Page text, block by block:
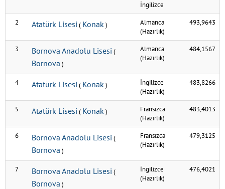
İngilizce
2 Atatürk Lisesi ( Konak)
Almanca
(Hazırlık)
493,9643
3 Bornova Anadolu Lisesi (
Bornova )
Almanca
(Hazırlık)
484,1567
4 Atatürk Lisesi ( Konak)
İngilizce
(Hazırlık)
483,8266
5 Atatürk Lisesi ( Konak)
Fransızca
(Hazırlık)
483,4013
6 Bornova Anadolu Lisesi (
Bornova )
Fransızca
(Hazırlık)
479,3125
7 Bornova Anadolu Lisesi (
Bornova )
İngilizce
(Hazırlık)
476,4021